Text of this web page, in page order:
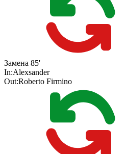
Замена 85'
In:Alexsander
Out:Roberto Firmino